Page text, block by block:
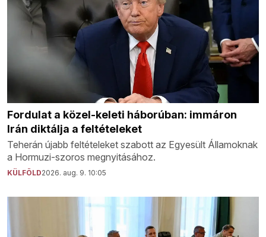
Fordulat a közel-keleti háborúban: immáron
Irán diktálja a feltételeket
Teherán újabb feltételeket szabott az Egyesült Államoknak
a Hormuzi-szoros megnyitásához.
KÜLFÖLD2026. aug. 9. 10:05